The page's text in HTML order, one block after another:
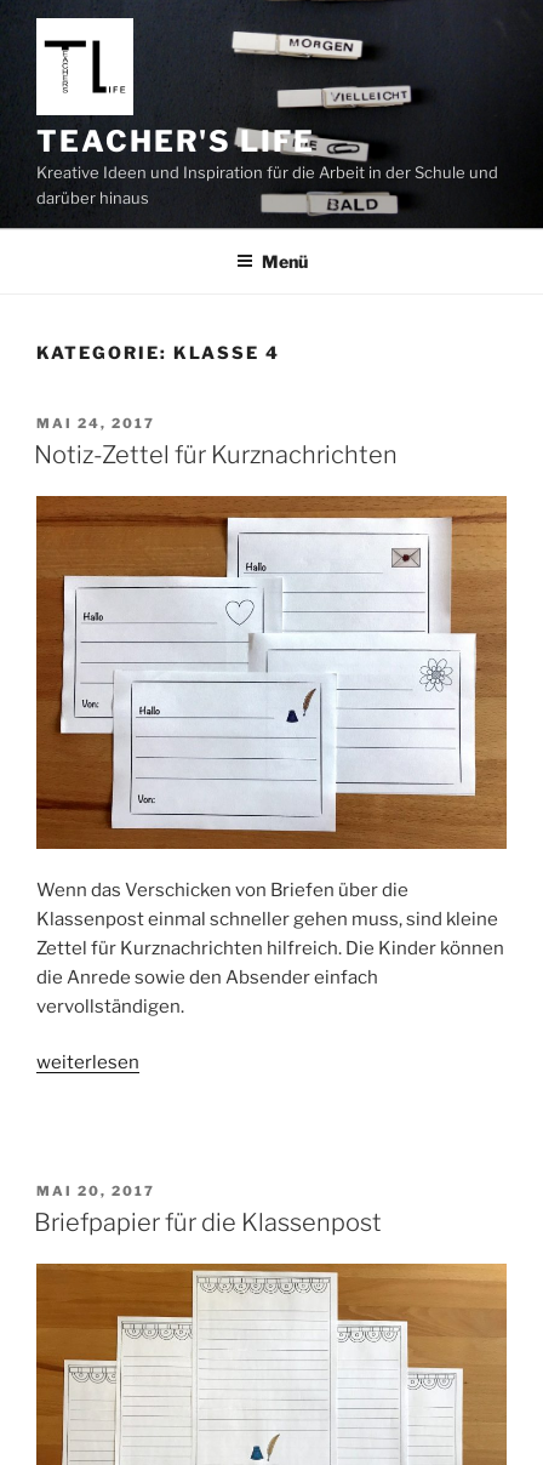
Zum
Inhalt
springen
TEACHER'S LIFE
Kreative Ideen und Inspiration für die Arbeit in der Schule und
darüber hinaus
Menü
KATEGORIE: KLASSE 4
VERÖFFENTLICHT
AM
MAI 24, 2017
Notiz-Zettel für Kurznachrichten
Wenn das Verschicken von Briefen über die
Klassenpost einmal schneller gehen muss, sind kleine
Zettel für Kurznachrichten hilfreich. Die Kinder können
die Anrede sowie den Absender einfach
vervollständigen.
„Notiz-
weiterlesen
VERÖFFENTLICHT
AM
MAI 20, 2017
Briefpapier für die Klassenpost